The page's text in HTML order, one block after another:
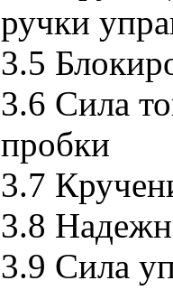
ручки
3.5
3.6 Сила
пробки
3.7
3.8
3.9 Сила